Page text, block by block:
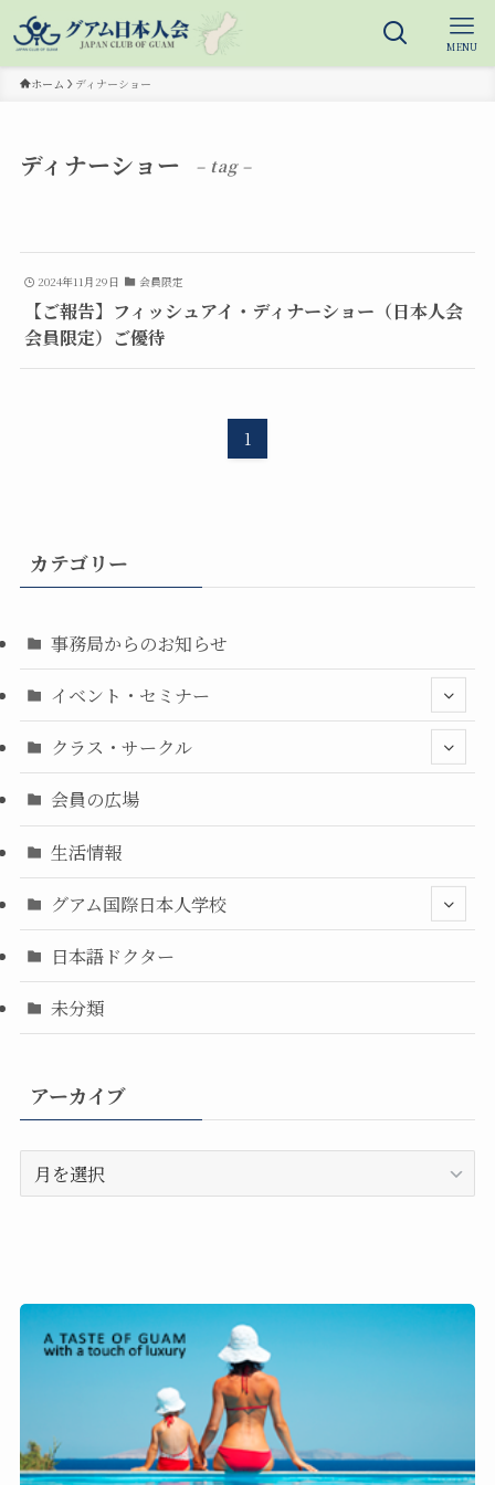
MENU
ホーム ディナーショー
ディナーショー – tag –
2024年11月29日 会員限定
【ご報告】フィッシュアイ・ディナーショー（日本人会
会員限定）ご優待
1
カテゴリー
事務局からのお知らせ
イベント・セミナー
クラス・サークル
会員の広場
生活情報
グアム国際日本人学校
日本語ドクター
未分類
アーカイブ
ー